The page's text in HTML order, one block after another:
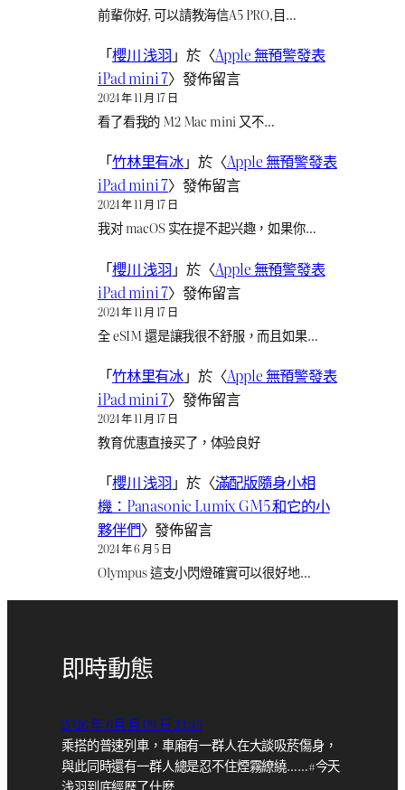
前輩你好, 可以請教海信A5 PRO,目…
「櫻川 浅羽 」於〈Apple 無預警發表
iPad mini 7〉發佈留言
2024 年 11 月 17 日
看了看我的 M2 Mac mini 又不…
「竹林里有冰」於〈Apple 無預警發表
iPad mini 7〉發佈留言
2024 年 11 月 17 日
我对 macOS 实在提不起兴趣，如果你…
「櫻川 浅羽 」於〈Apple 無預警發表
iPad mini 7〉發佈留言
2024 年 11 月 17 日
全 eSIM 還是讓我很不舒服，而且如果…
「竹林里有冰」於〈Apple 無預警發表
iPad mini 7〉發佈留言
2024 年 11 月 17 日
教育优惠直接买了，体验良好
「櫻川 浅羽 」於〈滿配版隨身小相
機：Panasonic Lumix GM5 和它的小
夥伴們〉發佈留言
2024 年 6 月 5 日
Olympus 這支小閃燈確實可以很好地…
即時動態
2026 年 6月 月 09 日 23:45
乘搭的普速列車，車廂有一群人在大談吸菸傷身，
與此同時還有一群人總是忍不住煙霧繚繞……#今天